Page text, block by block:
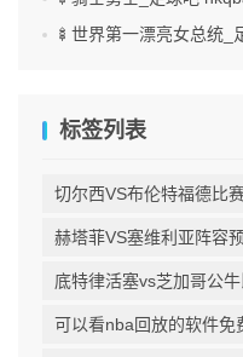
🍢世界第一漂亮女总统_
标签列表
切尔西VS布伦特福德比
赫塔菲VS塞维利亚阵容
底特律活塞vs芝加哥公牛
可以看nba回放的软件免